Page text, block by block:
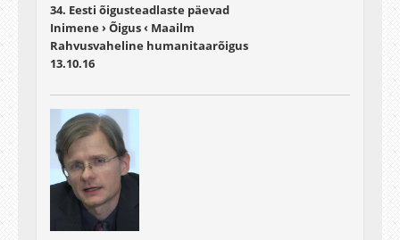
34. Eesti õigusteadlaste päevad
Inimene › Õigus ‹ Maailm
Rahvusvaheline humanitaarõigus
13.10.16